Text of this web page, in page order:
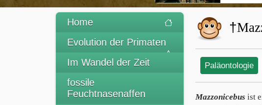
Home
Evolution der Primaten
Im Wandel der Zeit
fossile
Feuchtnasenaffen
†
Paläontologie
Mazzonicebus ist